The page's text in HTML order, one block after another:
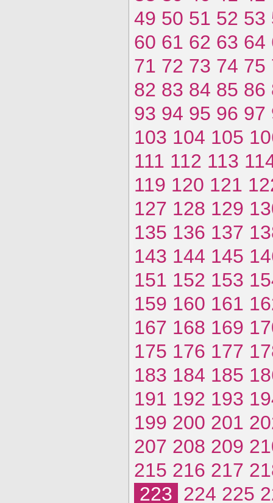
49 50 51 52 53
60 61 62 63 64
71 72 73 74 75
82 83 84 85 86
93 94 95 96 97
103 104 105
111 112 113
119 120 121
127 128 129
135 136 137
143 144 145
151 152 153
159 160 161
167 168 169
175 176 177
183 184 185
191 192 193
199 200 201
207 208 209
215 216 217
223 224 225